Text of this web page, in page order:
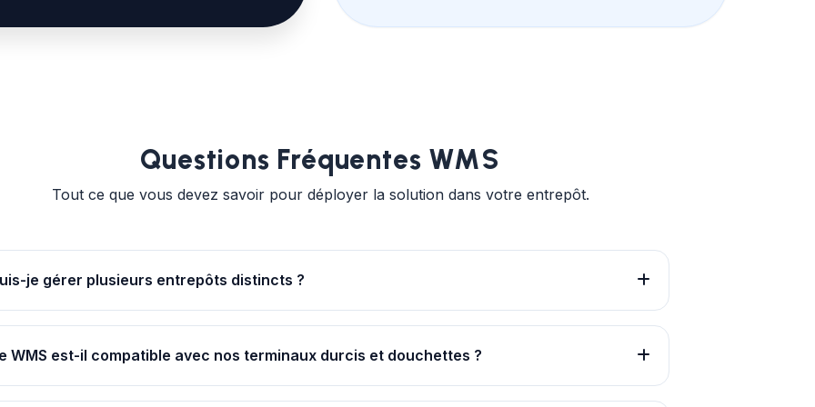
Questions Fréquentes WMS
Tout ce que vous devez savoir pour déployer la solution dans votre entrepôt.
je gérer plusieurs entrepôts distincts ?
et de la réception.
WMS est-il compatible avec nos terminaux durcis et douchettes ?